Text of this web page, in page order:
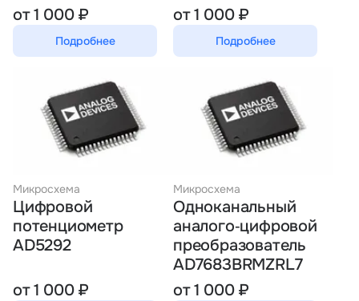
от 1 000 ₽
Подробнее
от 1 000 ₽
Подробнее
Микросхема
Цифровой
потенциометр
AD5292
от 1 000 ₽
Микросхема
Одноканальный
аналого‑цифровой
преобразователь
AD7683BRMZRL7
от 1 000 ₽